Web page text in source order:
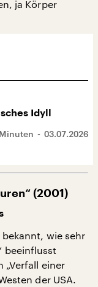
ja Körper
Idyll
03.07.2026
(2001)
wie sehr
beeinflusst
„Verfall einer
der USA.